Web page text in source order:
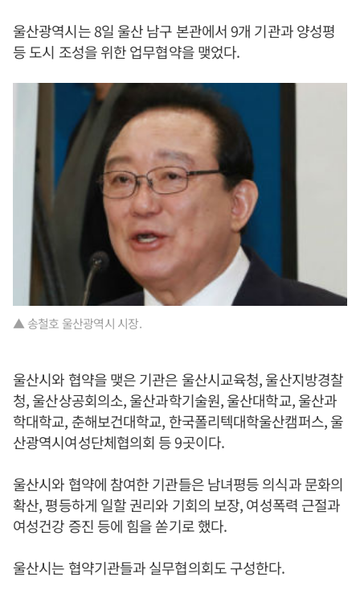
울산광역시는 8일 울산 남구 본관에서 9개 기관과 양성평
등 도시 조성을 위한 업무협약을 맺었다.
▲ 송철호 울산광역시 시장.
울산시와 협약을 맺은 기관은 울산시교육청, 울산지방경찰
청, 울산상공회의소, 울산과학기술원, 울산대학교, 울산과
학대학교, 춘해보건대학교, 한국폴리텍대학울산캠퍼스, 울
산광역시여성단체협의회 등 9곳이다.
울산시와 협약에 참여한 기관들은 남녀평등 의식과 문화의
확산, 평등하게 일할 권리와 기회의 보장, 여성폭력 근절과
여성건강 증진 등에 힘을 쏟기로 했다.
울산시는 협약기관들과 실무협의회도 구성한다.